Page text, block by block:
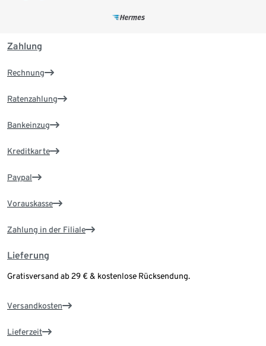
Zahlung
Rechnung
Ratenzahlung
Bankeinzug
Kreditkarte
Paypal
Vorauskasse
Zahlung in der Filiale
Lieferung
Gratisversand ab 29 € & kostenlose Rücksendung.
Versandkosten
Lieferzeit